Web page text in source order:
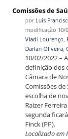
Comissões de
por Luís
modificação 10/
Vladi Lourenço,
Darlan Oliveira,
10/02/2022 –
definição dos
Câmara de
Comissões de
escolha de
Raizer
segunda
Finck (PP).
Localizado em